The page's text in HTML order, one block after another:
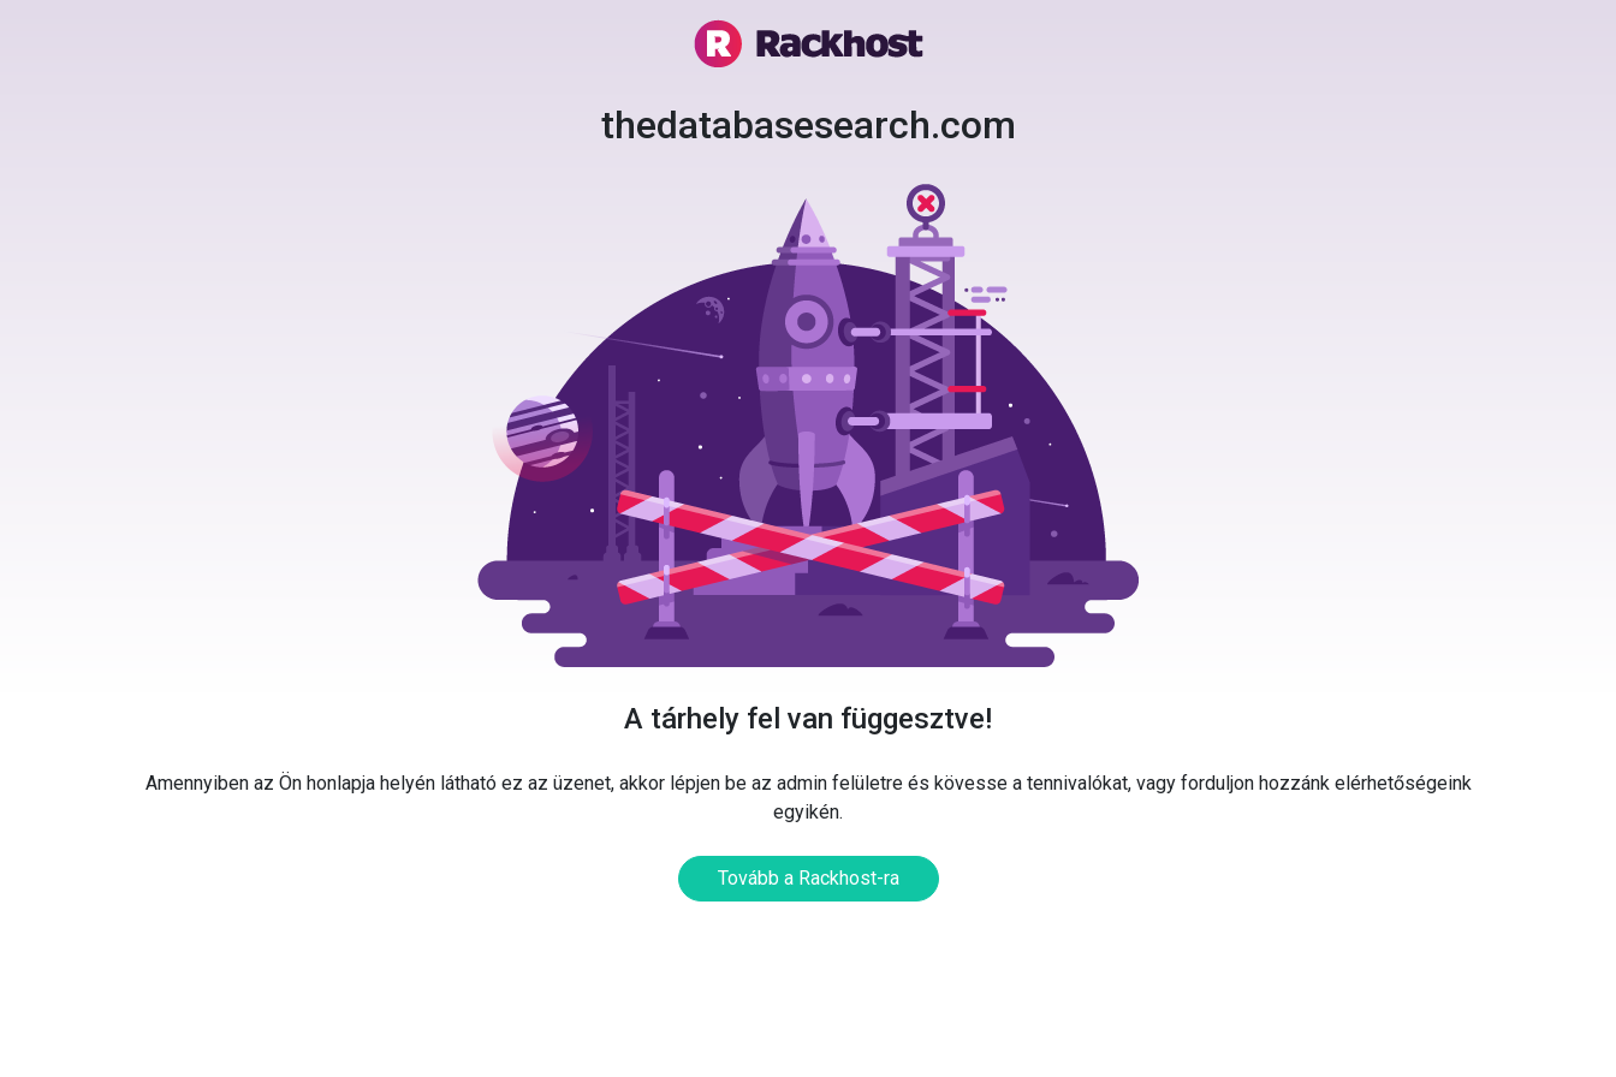
thedatabasesearch.com
A tárhely fel van függesztve!
Amennyiben az Ön honlapja helyén látható ez az üzenet, akkor lépjen be az admin felületre és kövesse a tennivalókat, vagy forduljon hozzánk elérhetőségeink
egyikén.
Tovább a Rackhost-ra